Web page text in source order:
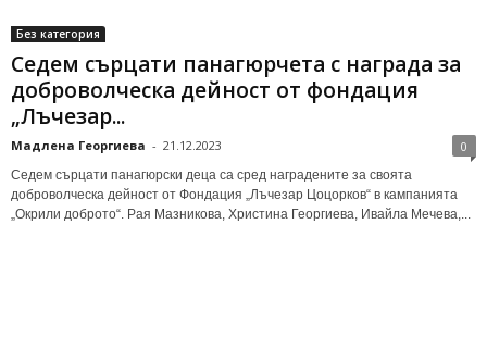
Без категория
Седем сърцати панагюрчета с награда за
доброволческа дейност от фондация
„Лъчезар...
Мадлена Георгиева - 21.12.2023 0
Седем сърцати панагюрски деца са сред наградените за своята
доброволческа дейност от Фондация „Лъчезар Цоцорков“ в кампанията
„Окрили доброто“. Рая Мазникова, Христина Георгиева, Ивайла Мечева,...